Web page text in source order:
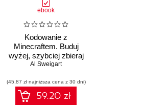
ebook
Kodowanie z
Minecraftem. Buduj
wyżej, szybciej zbieraj
plony, kop głębiej i
zajęcia
Al Sweigart
(45,87 zł najniższa cena z 30 dni)
59.20 zł